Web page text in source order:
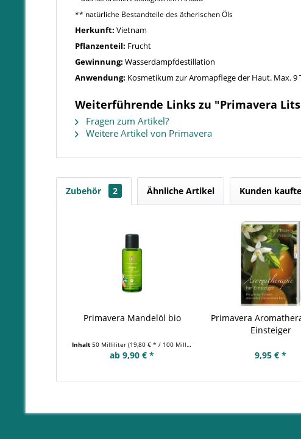
** natürliche Bestandteile des ätherischen Öls
Herkunft: Vietnam
Pflanzenteil: Frucht
Gewinnung: Wasserdampfdestillation
Anwendung: Kosmetikum zur Aromapflege der Haut. Max. 9
Weiterführende Links zu "Primavera
Fragen zum Artikel?
Weitere Artikel von Primavera
Zubehör 2 Ähnliche Artikel Kunden
Primavera Mandelöl bio
Inhalt 50 Milliliter (19,80 € * / 100 Milliliter)
ab 9,90 € *
Primavera
Einsteiger
9,95 € *